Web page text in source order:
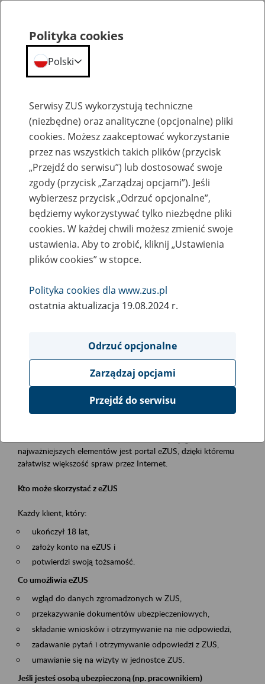
Szkolenia
Zaproś ZUS do siebie - zakładanie profili
eZUS w siedzibie Twojej firmy
Rodzaj wydarzenia
Szkolenia
Obszar merytoryczny
obsługa klientów
Opis wydarzenia
Platforma Usług Elektronicznych ZUS eZUS
najważniejszych elementów jest portal eZUS, dzięki któremu
załatwisz większość spraw przez Internet.
Kto może skorzystać z eZUS
Każdy klient, który:
ukończył 18 lat,
założy konto na eZUS i
potwierdzi swoją tożsamość.
Co umożliwia eZUS
wgląd do danych zgromadzonych w ZUS,
przekazywanie dokumentów ubezpieczeniowych,
składanie wniosków i otrzymywanie na nie odpowiedzi,
zadawanie pytań i otrzymywanie odpowiedzi z ZUS,
umawianie się na wizyty w jednostce ZUS.
Jeśli jesteś osobą ubezpieczoną (np. pracownikiem)
Polityka cookies
Polski
Serwisy ZUS wykorzystują techniczne
(niezbędne) oraz analityczne (opcjonalne) pliki
cookies. Możesz zaakceptować wykorzystanie
przez nas wszystkich takich plików (przycisk
„Przejdź do serwisu”) lub dostosować swoje
zgody (przycisk „Zarządzaj opcjami”). Jeśli
wybierzesz przycisk „Odrzuć opcjonalne”,
będziemy wykorzystywać tylko niezbędne pliki
cookies. W każdej chwili możesz zmienić swoje
ustawienia. Aby to zrobić, kliknij „Ustawienia
plików cookies” w stopce.
Polityka cookies dla www.zus.pl
ostatnia aktualizacja 19.08.2024 r.
Odrzuć opcjonalne
Zarządzaj opcjami
Przejdź do serwisu